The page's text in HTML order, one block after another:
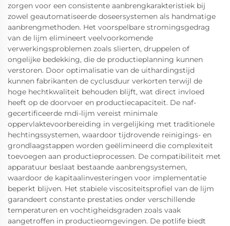
zorgen voor een consistente aanbrengkarakteristiek bij
zowel geautomatiseerde doseersystemen als handmatige
aanbrengmethoden. Het voorspelbare stromingsgedrag
van de lijm elimineert veelvoorkomende
verwerkingsproblemen zoals slierten, druppelen of
ongelijke bedekking, die de productieplanning kunnen
verstoren. Door optimalisatie van de uithardingstijd
kunnen fabrikanten de cyclusduur verkorten terwijl de
hoge hechtkwaliteit behouden blijft, wat direct invloed
heeft op de doorvoer en productiecapaciteit. De naf-
gecertificeerde mdi-lijm vereist minimale
oppervlaktevoorbereiding in vergelijking met traditionele
hechtingssystemen, waardoor tijdrovende reinigings- en
grondlaagstappen worden geëlimineerd die complexiteit
toevoegen aan productieprocessen. De compatibiliteit met
apparatuur beslaat bestaande aanbrengsystemen,
waardoor de kapitaalinvesteringen voor implementatie
beperkt blijven. Het stabiele viscositeitsprofiel van de lijm
garandeert constante prestaties onder verschillende
temperaturen en vochtigheidsgraden zoals vaak
aangetroffen in productieomgevingen. De potlife biedt